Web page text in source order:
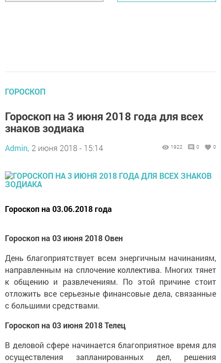
ГОРОСКОП
Гороскоп на 3 июня 2018 года для всех
знаков зодиака
Admin, 2 июня 2018 - 15:14 1922 0 0
Гороскоп на 03.06.2018 года
Гороскоп на 03 июня 2018 Овен
День благоприятствует всем энергичным начинаниям,
направленным на сплочение коллектива. Многих тянет
к общению и развлечениям. По этой причине стоит
отложить все серьезные финансовые дела, связанные
с большими средствами.
Гороскоп на 03 июня 2018 Телец
В деловой сфере начинается благоприятное время для
осуществления запланированных дел, решения